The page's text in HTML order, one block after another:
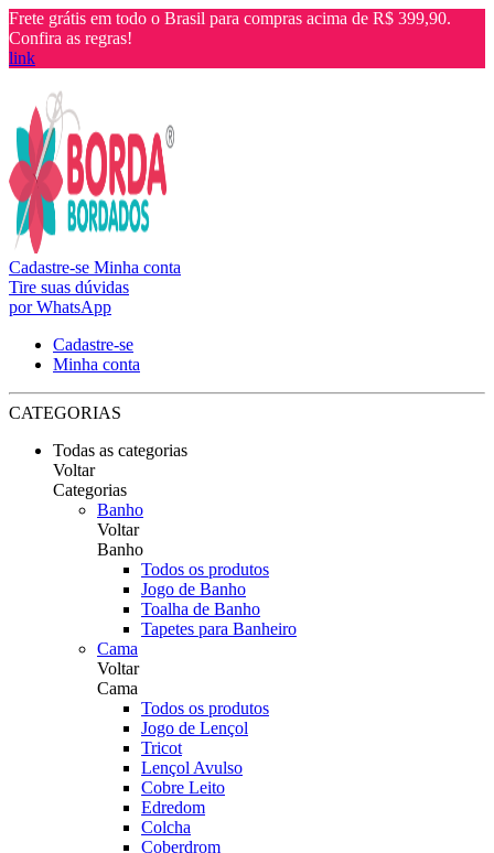
Frete grátis em todo o Brasil para compras acima de R$ 399,90.
Confira as regras!
link
Cadastre-se Minha conta
Tire suas dúvidas
por WhatsApp
Cadastre-se
Minha conta
CATEGORIAS
Todas as categorias
Voltar
Categorias
Banho
Voltar
Banho
Todos os produtos
Jogo de Banho
Toalha de Banho
Tapetes para Banheiro
Cama
Voltar
Cama
Todos os produtos
Jogo de Lençol
Tricot
Lençol Avulso
Cobre Leito
Edredom
Colcha
Coberdrom